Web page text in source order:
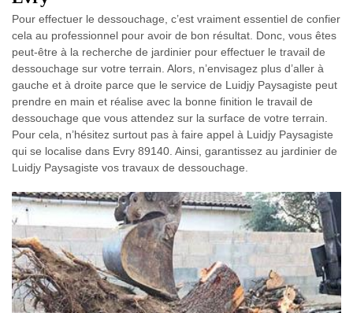
Pour effectuer le dessouchage, c’est vraiment essentiel de confier
cela au professionnel pour avoir de bon résultat. Donc, vous êtes
peut-être à la recherche de jardinier pour effectuer le travail de
dessouchage sur votre terrain. Alors, n’envisagez plus d’aller à
gauche et à droite parce que le service de Luidjy Paysagiste peut
prendre en main et réalise avec la bonne finition le travail de
dessouchage que vous attendez sur la surface de votre terrain.
Pour cela, n’hésitez surtout pas à faire appel à Luidjy Paysagiste
qui se localise dans Evry 89140. Ainsi, garantissez au jardinier de
Luidjy Paysagiste vos travaux de dessouchage.